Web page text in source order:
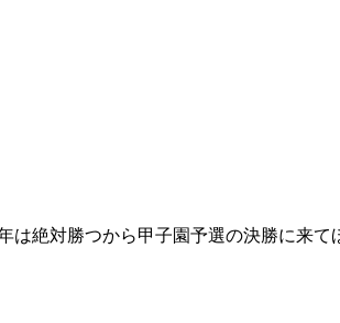
は絶対勝つから甲子園予選の決勝に来